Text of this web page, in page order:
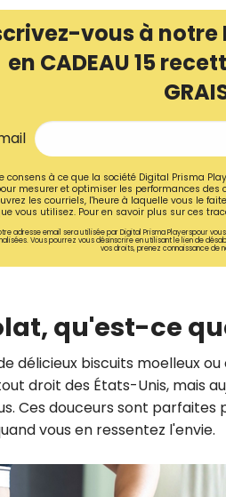
vous à notre
en CADEAU 15
consens à ce que la société Digital Prisma
mesurer et optimiser les performances des
les courriels, l'heure à laquelle vous le
vous utilisez. Pour en savoir plus sur ces
adresse email sera utilisée par Digital Prisma Playerspour
Vous pourrez vous désinscrire en utilisant le lien de
vos droits, prenez connaissance de
qu'est-ce
délicieux biscuits moelleux
droit des États-Unis, mais
Ces douceurs sont parfaites
vous en ressentez l'envie.